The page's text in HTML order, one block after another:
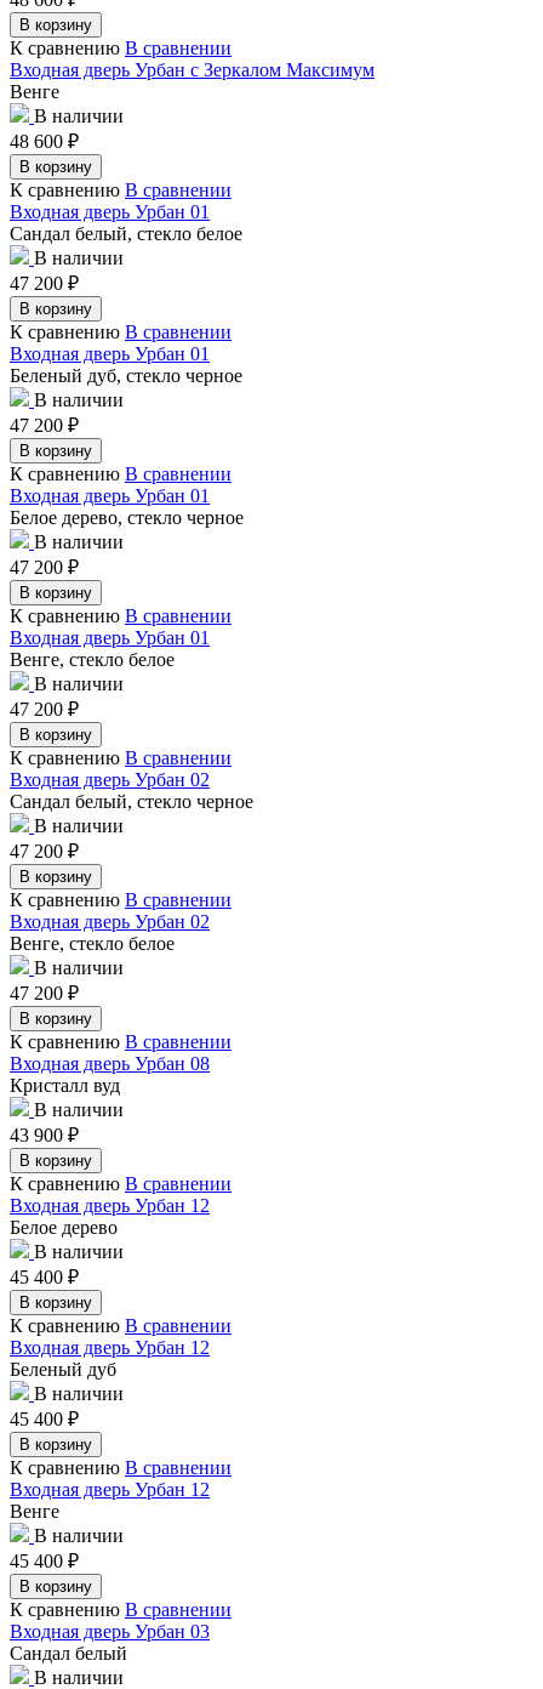
В корзину
К сравнению В сравнении
Входная дверь Урбан с Зеркалом Максимум
Венге
В наличии
48 600 ₽
В корзину
К сравнению В сравнении
Входная дверь Урбан 01
Сандал белый, стекло белое
В наличии
47 200 ₽
В корзину
К сравнению В сравнении
Входная дверь Урбан 01
Беленый дуб, стекло черное
В наличии
47 200 ₽
В корзину
К сравнению В сравнении
Входная дверь Урбан 01
Белое дерево, стекло черное
В наличии
47 200 ₽
В корзину
К сравнению В сравнении
Входная дверь Урбан 01
Венге, стекло белое
В наличии
47 200 ₽
В корзину
К сравнению В сравнении
Входная дверь Урбан 02
Сандал белый, стекло черное
В наличии
47 200 ₽
В корзину
К сравнению В сравнении
Входная дверь Урбан 02
Венге, стекло белое
В наличии
47 200 ₽
В корзину
К сравнению В сравнении
Входная дверь Урбан 08
Кристалл вуд
В наличии
43 900 ₽
В корзину
К сравнению В сравнении
Входная дверь Урбан 12
Белое дерево
В наличии
45 400 ₽
В корзину
К сравнению В сравнении
Входная дверь Урбан 12
Беленый дуб
В наличии
45 400 ₽
В корзину
К сравнению В сравнении
Входная дверь Урбан 12
Венге
В наличии
45 400 ₽
В корзину
К сравнению В сравнении
Входная дверь Урбан 03
Сандал белый
В наличии